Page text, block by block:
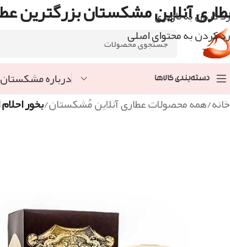
رد کردن به ناوبری
رد کردن به محتوای اصلی
آنلاین مشکستان بزرگترین
دسته‌بندی کالاها درباره مشکستان
خانه/همه محصولات عطاری آنلاین مُشکستان/بخور